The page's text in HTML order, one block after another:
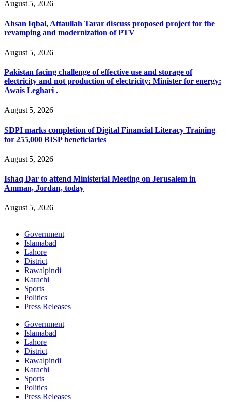
August 5, 2026
Ahsan Iqbal, Attaullah Tarar discuss proposed project for the
revamping and modernization of PTV
August 5, 2026
Pakistan facing challenge of effective use and storage of
electricity and not production of electricity: Minister for energy:
Awais Leghari .
August 5, 2026
SDPI marks completion of Digital Financial Literacy Training
for 255,000 BISP beneficiaries
August 5, 2026
Ishaq Dar to attend Ministerial Meeting on Jerusalem in
Amman, Jordan, today
August 5, 2026
Government
Islamabad
Lahore
District
Rawalpindi
Karachi
Sports
Politics
Press Releases
Government
Islamabad
Lahore
District
Rawalpindi
Karachi
Sports
Politics
Press Releases